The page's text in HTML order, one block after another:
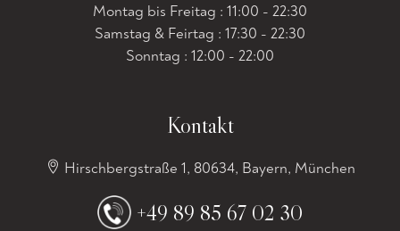
Montag bis Freitag : 11:00 - 22:30
Samstag & Feirtag : 17:30 - 22:30
Sonntag : 12:00 - 22:00
Kontakt
Hirschbergstraße 1, 80634, Bayern, München
+49 89 85 67 02 30